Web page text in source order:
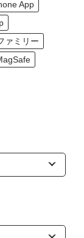
App
ァミリー